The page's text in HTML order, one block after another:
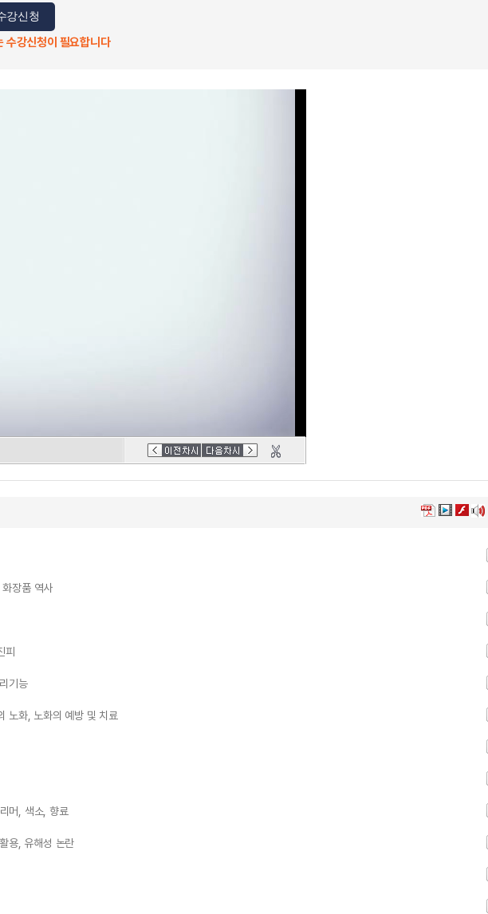
강신청
수강신청이 필요합니다
장품 역사
피
기능
노화, 노화의 예방 및 치료
머, 색소, 향료
용, 유해성 논란